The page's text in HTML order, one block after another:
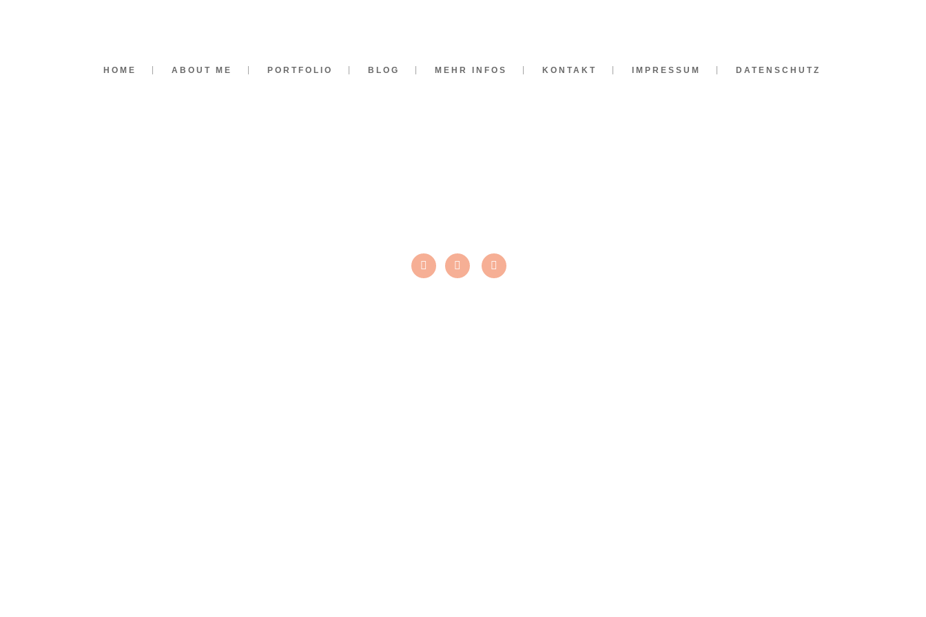
HOME ABOUT ME PORTFOLIO BLOG MEHR INFOS KONTAKT IMPRESSUM DATENSCHUTZ